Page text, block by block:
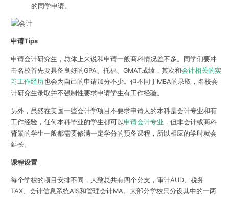
的同学申请。
申请Tips
申请会计研究生，总体上来说和申请一般商科情况差不多。同学们要冲
击名校首先要具备良好的GPA、托福、GMAT成绩，其次和会计相关的实
习工作经历也会为自己的申请加分不少。但不同于MBA的录取，名校会
计研究生录取并不强制性要求申请学生有工作经验。
另外，虽然在美国一些会计学项目不要求申请人的本科是会计专业和有
工作经验，任何本科毕业的学生都可以申请会计专业 ，但非会计或商科
背景的学生一般都需要修满一定学分的预备课程，所以相应的学时就会
延长。
课程设置
每个学校的项目安排不同，大致总共有四个分支，审计AUD、税务
TAX、会计信息系统AIS和管理会计MA。大部分学校只分设其中的一两